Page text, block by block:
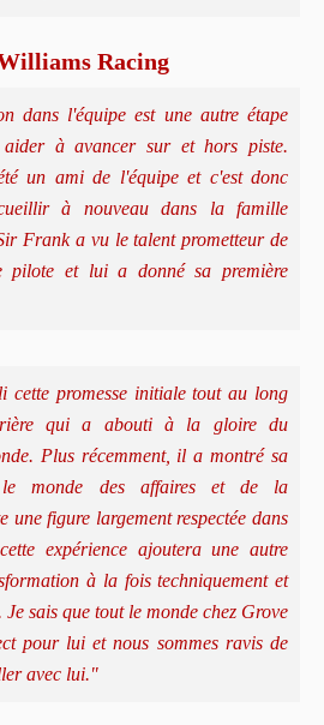
Racing
dans l'équipe est une autre étape
à avancer sur et hors piste.
un ami de l'équipe et c'est donc
à nouveau dans la famille
Frank a vu le talent prometteur de
pilote et lui a donné sa première
cette promesse initiale tout au long
qui a abouti à la gloire du
Plus récemment, il a montré sa
le monde des affaires et de la
une figure largement respectée dans
expérience ajoutera une autre
à la fois techniquement et
sais que tout le monde chez Grove
pour lui et nous sommes ravis de
avec lui."